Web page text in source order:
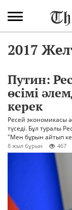
2017
Путин:
өсімі
керек
Ресей экономикасы
түседі. Бұл туралы
"Мен бұрын айтып
8 жыл бұрын 467